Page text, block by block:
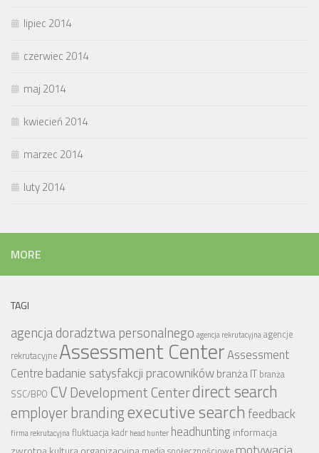
lipiec 2014
czerwiec 2014
maj 2014
kwiecień 2014
marzec 2014
luty 2014
MORE
TAGI
agencja doradztwa personalnego agencja rekrutacyjnaagencje
rekrutacyjne Assessment CenterAssessment
Centre badanie satysfakcji pracownikówbranża IT branża
SSC/BPO CV Development Centerdirect search
employer brandingexecutive searchfeedback
firma rekrutacyjnafluktuacja kadr head hunter headhunting informacja